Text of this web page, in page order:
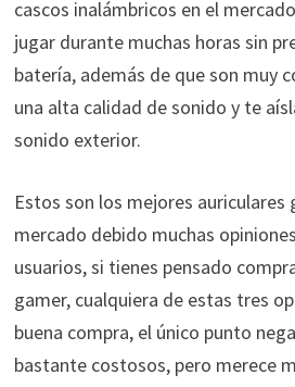
cascos inalámbricos en el
jugar durante muchas horas sin
batería, además de que son muy
una alta calidad de sonido y te
sonido exterior.
Estos son los mejores auriculares
mercado debido muchas
usuarios, si tienes pensado
gamer, cualquiera de estas tres
buena compra, el único punto
bastante costosos, pero merece